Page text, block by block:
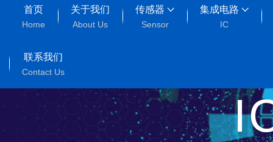
首页
Home
关于我们
About Us
传感器
Sensor
集成电路
IC
联系我们
Contact Us